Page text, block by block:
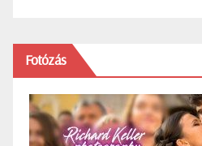
Fotózás